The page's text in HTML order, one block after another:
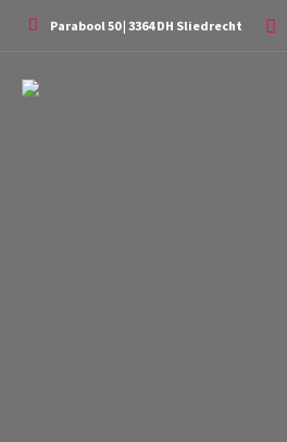
Parabool 50 | 3364 DH Sliedrecht